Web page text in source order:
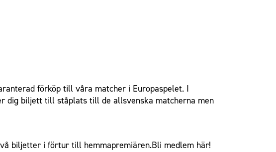
förköp till våra matcher i Europaspelet. I
dig biljett till ståplats till de allsvenska matcherna men
biljetter i förtur till hemmapremiären.Bli medlem här!